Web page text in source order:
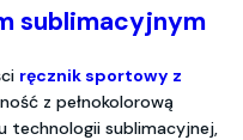
sublimacyjnym
ręcznik sportowy z
z pełnokolorową
technologii sublimacyjnej,